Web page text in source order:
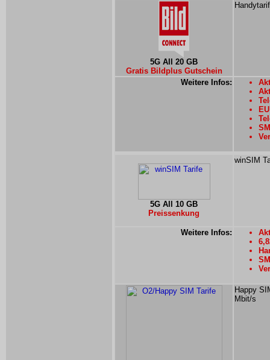
5G All 20 GB
Gratis Bildplus Gutschein
Weitere Infos:
5G All 10 GB
Preissenkung
winSIM
Weitere Infos:
Happy
Mbit/s